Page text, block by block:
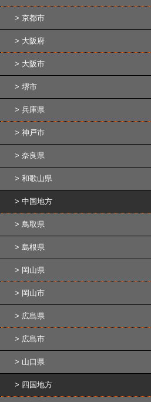
京都市
大阪府
大阪市
堺市
兵庫県
神戸市
奈良県
和歌山県
中国地方
鳥取県
島根県
岡山県
岡山市
広島県
広島市
山口県
四国地方